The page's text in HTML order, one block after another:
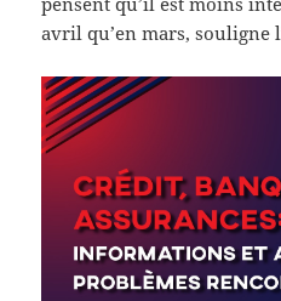
avril qu’en mars, souligne